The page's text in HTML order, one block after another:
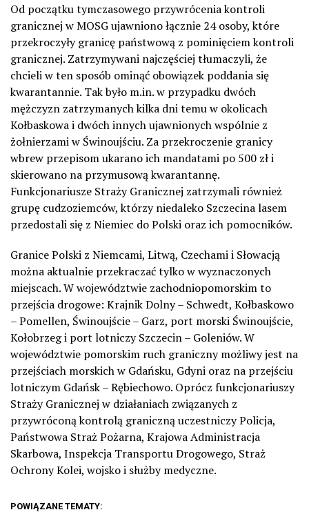
Od początku tymczasowego przywrócenia kontroli
granicznej w MOSG ujawniono łącznie 24 osoby, które
przekroczyły granicę państwową z pominięciem kontroli
granicznej. Zatrzymywani najczęściej tłumaczyli, że
chcieli w ten sposób ominąć obowiązek poddania się
kwarantannie. Tak było m.in. w przypadku dwóch
mężczyzn zatrzymanych kilka dni temu w okolicach
Kołbaskowa i dwóch innych ujawnionych wspólnie z
żołnierzami w Świnoujściu. Za przekroczenie granicy
wbrew przepisom ukarano ich mandatami po 500 zł i
skierowano na przymusową kwarantannę.
Funkcjonariusze Straży Granicznej zatrzymali również
grupę cudzoziemców, którzy niedaleko Szczecina lasem
przedostali się z Niemiec do Polski oraz ich pomocników.
Granice Polski z Niemcami, Litwą, Czechami i Słowacją
można aktualnie przekraczać tylko w wyznaczonych
miejscach. W województwie zachodniopomorskim to
przejścia drogowe: Krajnik Dolny – Schwedt, Kołbaskowo
– Pomellen, Świnoujście – Garz, port morski Świnoujście,
Kołobrzeg i port lotniczy Szczecin – Goleniów. W
województwie pomorskim ruch graniczny możliwy jest na
przejściach morskich w Gdańsku, Gdyni oraz na przejściu
lotniczym Gdańsk – Rębiechowo. Oprócz funkcjonariuszy
Straży Granicznej w działaniach związanych z
przywróconą kontrolą graniczną uczestniczy Policja,
Państwowa Straż Pożarna, Krajowa Administracja
Skarbowa, Inspekcja Transportu Drogowego, Straż
Ochrony Kolei, wojsko i służby medyczne.
POWIĄZANE TEMATY: